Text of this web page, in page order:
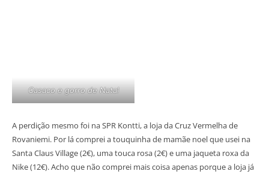
Casaco e gorro de Natal
A perdição mesmo foi na SPR Kontti, a loja da Cruz Vermelha de
Rovaniemi. Por lá comprei a touquinha de mamãe noel que usei na
Santa Claus Village (2€), uma touca rosa (2€) e uma jaqueta roxa da
Nike (12€). Acho que não comprei mais coisa apenas porque a loja já